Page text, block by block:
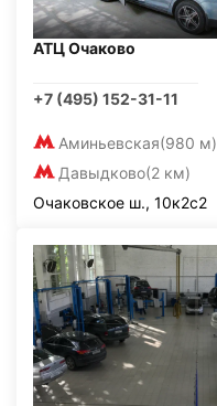
АТЦ Очаково
+7 (495) 152-31-11
Аминьевская(980 м)
Давыдково(2 км)
Очаковское ш., 10к2с2